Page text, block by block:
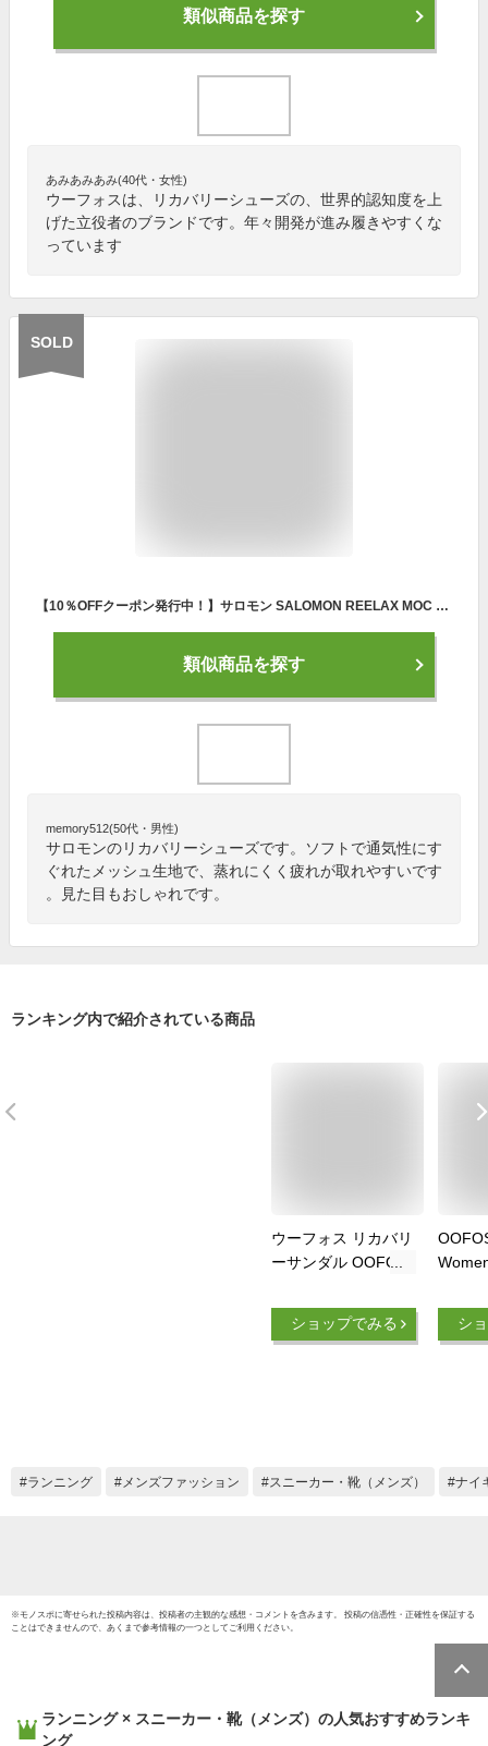
類似商品を探す
あみあみあみ(40代・女性)
ウーフォスは、リカバリーシューズの、世界的認知度を上
げた立役者のブランドです。年々開発が進み履きやすくな
っています
SOLD
【10％OFFクーポン発行中！】サロモン SALOMON REELAX MOC 6.0 リラックス モック 6.0 リカバリーシューズ 靴 メンズ 男性【l47111500】陸上・ランニング用品
類似商品を探す
memory512(50代・男性)
サロモンのリカバリーシューズです。ソフトで通気性にす
ぐれたメッシュ生地で、蒸れにくく疲れが取れやすいです
。見た目もおしゃれです。
ランキング内で紹介されている商品
ウーフォス リカバリ
ーサンダル OOFOS
ンズ レディース シ
ャワーサンダル 国内
ツ ランニング マラ
ショップでみる
スポー
ーシ
歩き
シ
ランニング メンズファッション スニーカー・靴（メンズ） ナイ
※モノスポに寄せられた投稿内容は、投稿者の主観的な感想・コメントを含みます。 投稿の信憑性・正確性を保証する
ことはできませんので、あくまで参考情報の一つとしてご利用ください。
ランニング × スニーカー・靴（メンズ） の人気おすすめランキ
ング